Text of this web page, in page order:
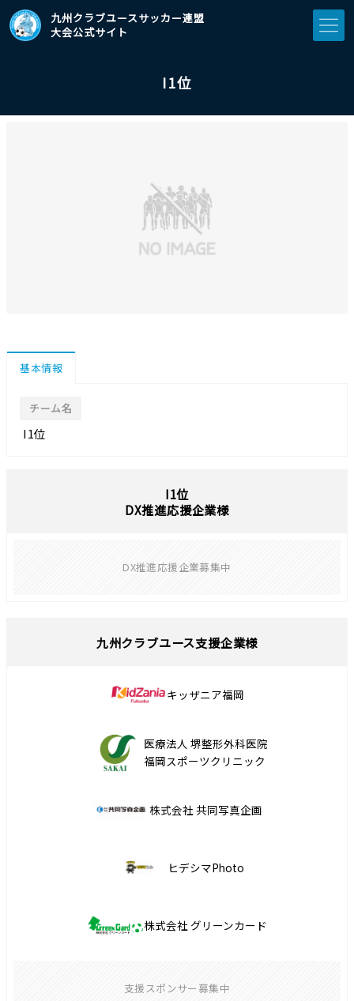
九州クラブユースサッカー連盟
大会公式サイト
I1位
基本情報
チーム名
I1位
I1位
DX推進応援企業様
DX推進応援企業募集中
九州クラブユース支援企業様
キッザニア福岡
医療法人 堺整形外科医院
福岡スポーツクリニック
株式会社 共同写真企画
ヒデシマPhoto
株式会社 グリーンカード
支援スポンサー募集中